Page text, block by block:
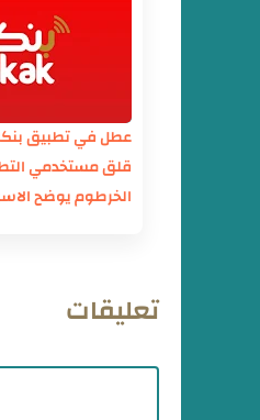
عطل في تطبيق
قلق مستخدمي
الخرطوم يوضح
تعليقات